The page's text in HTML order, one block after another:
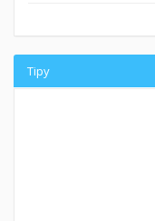
Tipy